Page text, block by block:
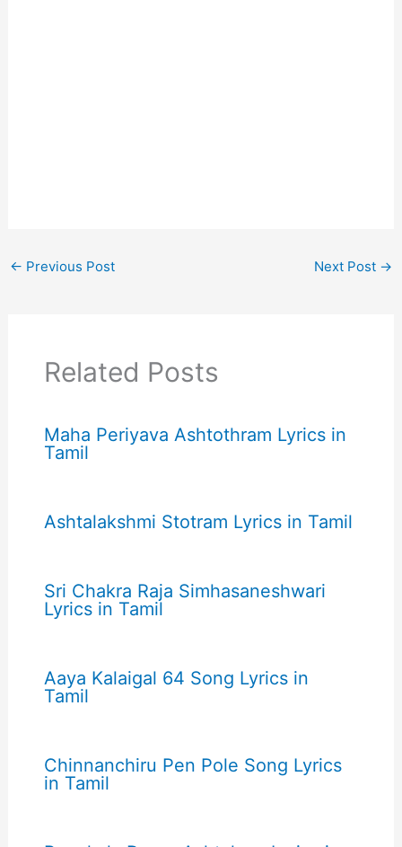
← Previous Post Next Post →
Related Posts
Maha Periyava Ashtothram Lyrics in
Tamil
Ashtalakshmi Stotram Lyrics in Tamil
Sri Chakra Raja Simhasaneshwari
Lyrics in Tamil
Aaya Kalaigal 64 Song Lyrics in
Tamil
Chinnanchiru Pen Pole Song Lyrics
in Tamil